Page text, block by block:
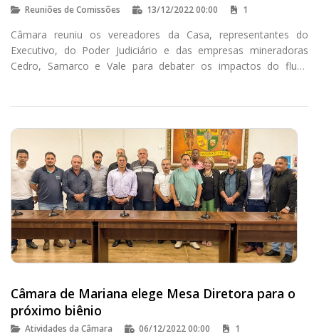
Reuniões de Comissões 13/12/2022 00:00 1
Câmara reuniu os vereadores da Casa, representantes do
Executivo, do Poder Judiciário e das empresas mineradoras
Cedro, Samarco e Vale para debater os impactos do fluxo
Câmara de Mariana elege Mesa Diretora para o
próximo biênio
Atividades da Câmara 06/12/2022 00:00 1